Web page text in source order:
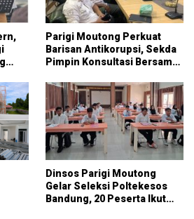
Parigi Moutong Perkuat
Barisan Antikorupsi, Sekda
Pimpin Konsultasi Bersama
Dinsos Parigi Moutong
Gelar Seleksi Poltekesos
Bandung, 20 Peserta Ikut